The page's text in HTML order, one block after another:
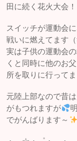
田に続く花火大会
スイッチが運動会
戦いに燃えてます（
実は子供の運動会
くと同時に他のお
所を取りに行って
元陸上部なので昔
がもつれますが
でがんばります～